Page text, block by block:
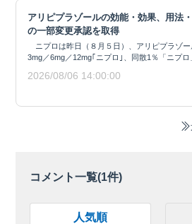
アリピプラゾールの効能・効果、用法
の一部変更承認を取得
ニプロは昨日（８月５日）、アリピプラゾー
3mg／6mg／12mg｢ニプロ｣、同散1％「ニプロ
2026/08/06 14:00:00
コメント一覧(1件)
人気順